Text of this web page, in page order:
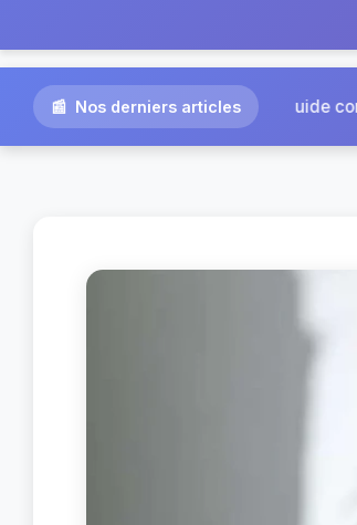
Nos derniers articles
pour réussir... | Agence